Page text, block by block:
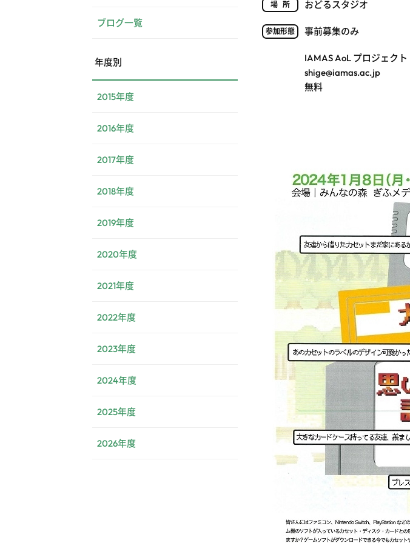
場所 おどるスタジオ
参加形態 事前募集のみ
IAMAS AoL プロジェクト
shige@iamas.ac.jp
無料
ブログ一覧
年度別
2015年度
2016年度
2017年度
2018年度
2019年度
2020年度
2021年度
2022年度
2023年度
2024年度
2025年度
2026年度